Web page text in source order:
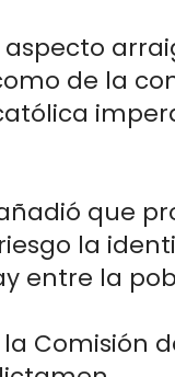
aspecto
de la
que
la
entre la
Comisión